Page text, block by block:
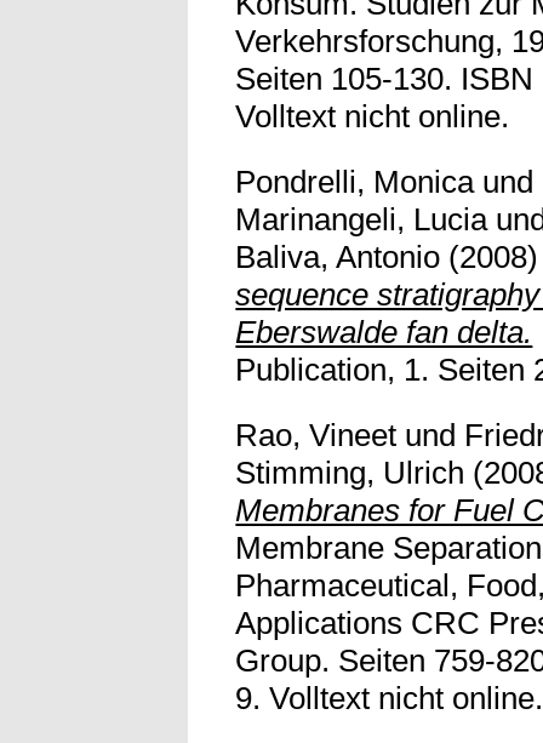
Verkehrsforschung,
Seiten 105-130.
Volltext nicht online.
Pondrelli, Monicaund
Marinangeli, Lucia
Baliva, Antonio
sequence
Eberswalde fan delta.
Publication, 1. Seiten
Rao, Vineet und
Stimming, Ulrich
Membranes for Fuel
Membrane
Pharmaceutical,
Applications CRC
Group. Seiten 759-
9. Volltext nicht online.